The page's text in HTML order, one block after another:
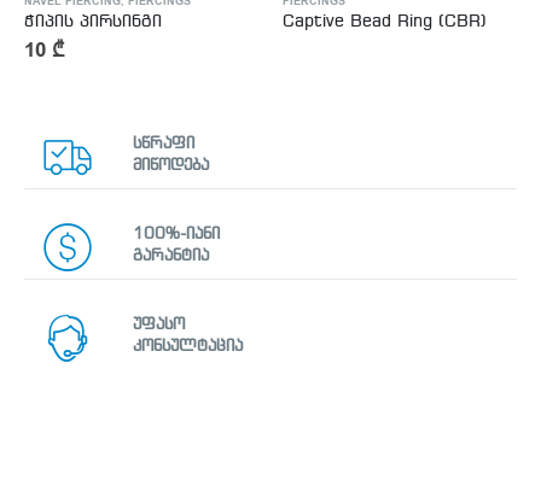
ჭიპის პირსინგი
10 ₾
Captive Bead Ring (CBR)
სწრაფი
მიწოდება
100%-იანი
გარანტია
უფასო
კონსულტაცია